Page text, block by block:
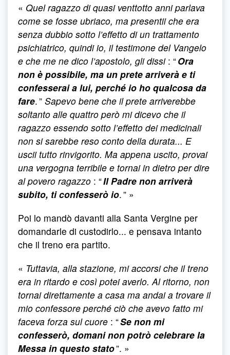
« Quel ragazzo di quasi venttotto anni parlava
come se fosse ubriaco, ma presentii che era
senza dubbio sotto l’effetto di un trattamento
psichiatrico, quindi io, il testimone del Vangelo
e che me ne dico l’apostolo, gli dissi: “Ora
non è possibile, ma un prete arriverà e ti
confesserai a lui, perché io ho qualcosa da
fare. ” Sapevo bene che il prete arriverebbe
soltanto alle quattro però mi dicevo che il
ragazzo essendo sotto l’effetto dei medicinali
non si sarebbe reso conto della durata... E
uscii tutto rinvigorito. Ma appena uscito, provai
una vergogna terribile e tornai in dietro per dire
al povero ragazzo : “Il Padre non arriverà
subito, ti confesserò io. ” »
Poi lo mandò davanti alla Santa Vergine per
domandarle di custodirlo... e pensava intanto
che il treno era partito.
« Tuttavia, alla stazione, mi accorsi che il treno
era in ritardo e così potei averlo. Al ritorno, non
tornai direttamente a casa ma andai a trovare il
mio confessore perché ciò che avevo fatto mi
faceva forza sul cuore : “Se non mi
confesserò, domani non potrò celebrare la
Messa in questo stato”. »